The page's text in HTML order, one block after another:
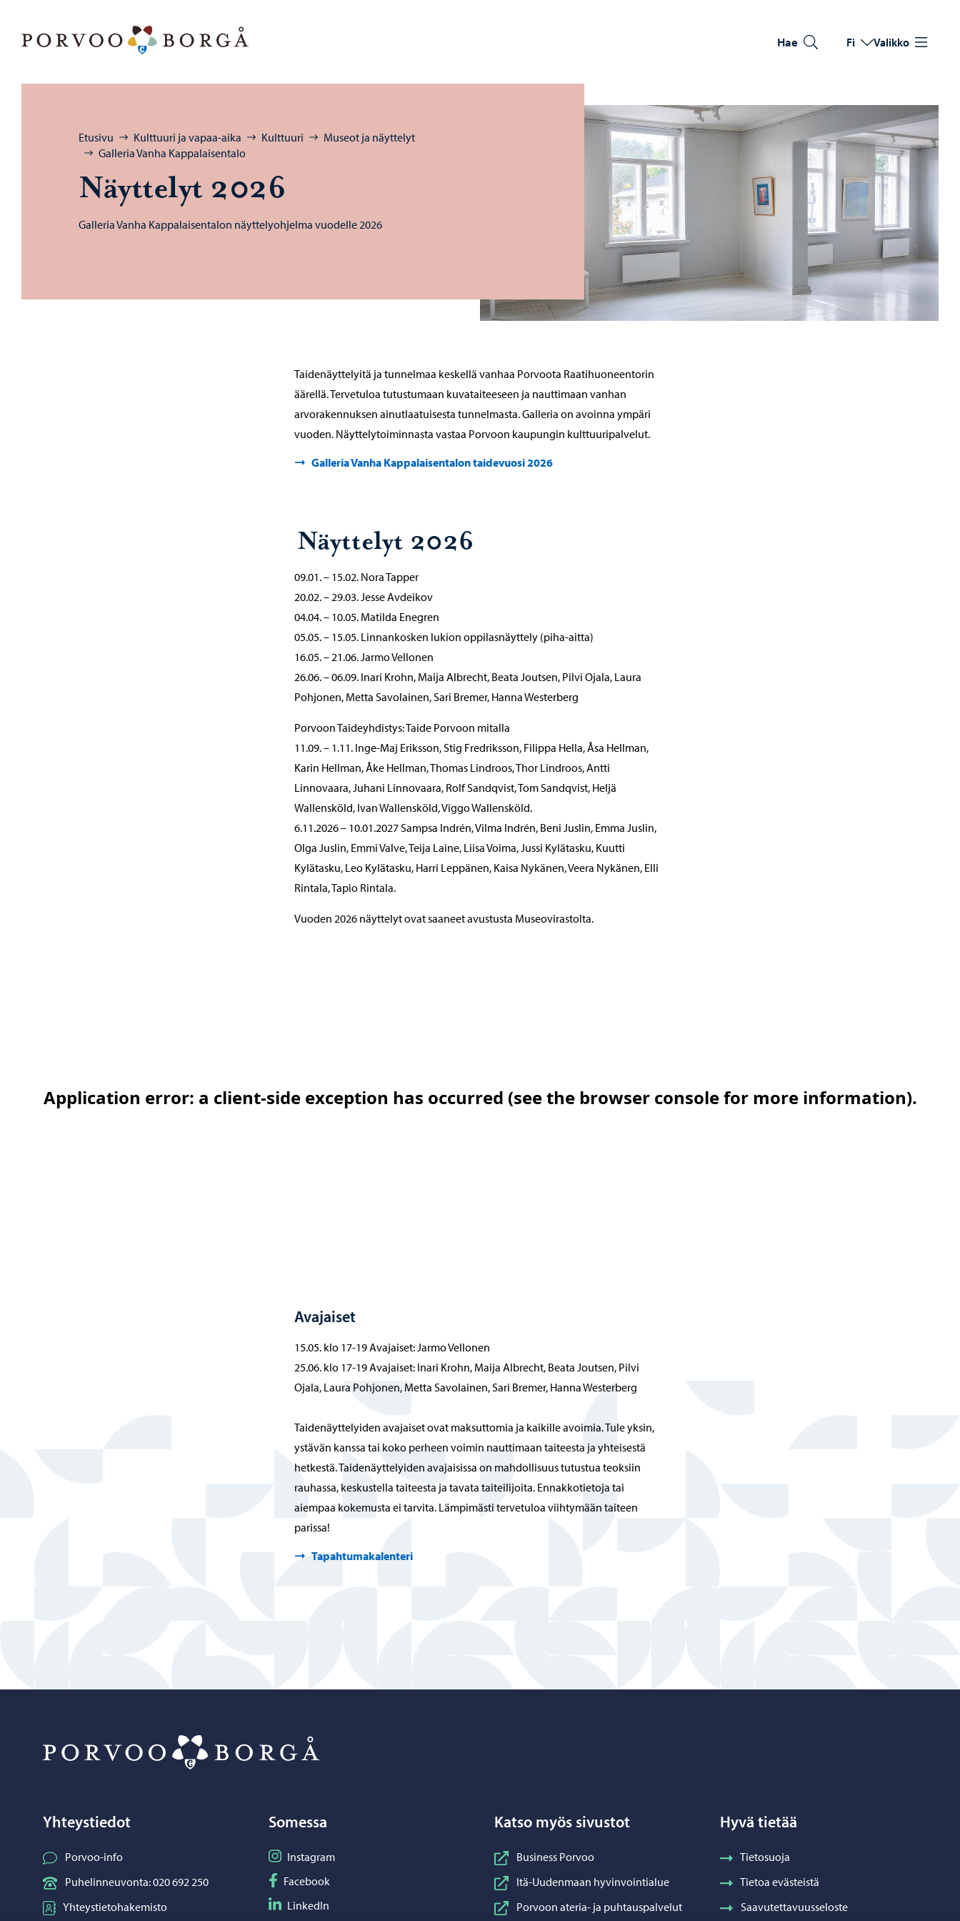
Hae Vaihda kieltä
Nykyinen kieli: Suomi
Fi Valikko
Selaa:
Etusivu Kulttuuri ja vapaa-aika Kulttuuri
Museot ja näyttelyt
Galleria Vanha Kappalaisentalo
Näyt­te­lyt 2026
Galleria Vanha Kappalaisentalon näyttelyohjelma vuodelle 2026
Taidenäyttelyitä ja tunnelmaa keskellä vanhaa Porvoota Raatihuoneentorin
äärellä. Tervetuloa tutustumaan kuvataiteeseen ja nauttimaan vanhan
arvorakennuksen ainutlaatuisesta tunnelmasta. Galleria on avoinna ympäri
vuoden. Näyttelytoiminnasta vastaa Porvoon kaupungin kulttuuripalvelut.
Galleria Vanha Kappalaisentalon taidevuosi 2026
Näyttelyt 2026
09.01. – 15.02. Nora Tapper
20.02. – 29.03. Jesse Avdeikov
04.04. – 10.05. Matilda Enegren
05.05. – 15.05. Linnankosken lukion oppilasnäyttely (piha-aitta)
16.05. – 21.06. Jarmo Vellonen
26.06. – 06.09. Inari Krohn, Maija Albrecht, Beata Joutsen, Pilvi Ojala, Laura
Pohjonen, Metta Savolainen, Sari Bremer, Hanna Westerberg
Porvoon Taideyhdistys: Taide Porvoon mitalla
11.09. – 1.11. Inge-Maj Eriksson, Stig Fredriksson, Filippa Hella, Åsa Hellman,
Karin Hellman, Åke Hellman, Thomas Lindroos, Thor Lindroos, Antti
Linnovaara, Juhani Linnovaara, Rolf Sandqvist, Tom Sandqvist, Heljä
Wallensköld, Ivan Wallensköld, Viggo Wallensköld.
6.11.2026 – 10.01.2027 Sampsa Indrén, Vilma Indrén, Beni Juslin, Emma Juslin,
Olga Juslin, Emmi Valve, Teija Laine, Liisa Voima, Jussi Kylätasku, Kuutti
Kylätasku, Leo Kylätasku, Harri Leppänen, Kaisa Nykänen, Veera Nykänen, Elli
Rintala, Tapio Rintala.
Vuoden 2026 näyttelyt ovat saaneet avustusta Museovirastolta.
Avajaiset
15.05. klo 17-19 Avajaiset: Jarmo Vellonen
25.06. klo 17-19 Avajaiset: Inari Krohn, Maija Albrecht, Beata Joutsen, Pilvi
Ojala, Laura Pohjonen, Metta Savolainen, Sari Bremer, Hanna Westerberg
Taidenäyttelyiden avajaiset ovat maksuttomia ja kaikille avoimia. Tule yksin,
ystävän kanssa tai koko perheen voimin nauttimaan taiteesta ja yhteisestä
hetkestä. Taidenäyttelyiden avajaisissa on mahdollisuus tutustua teoksiin
rauhassa, keskustella taiteesta ja tavata taiteilijoita. Ennakkotietoja tai
aiempaa kokemusta ei tarvita. Lämpimästi tervetuloa viihtymään taiteen
parissa!
Tapahtumakalenteri
Yhteystiedot
Porvoo-info
Puhelinneuvonta: 020 692 250
Yhteystietohakemisto
Somessa
Seuraa Instagram
Instagram
Seuraa Facebook
Facebook
Seuraa LinkedIn
LinkedIn
Katso myös sivustot
Business Porvoo
Itä-Uudenmaan hyvinvointialue
Porvoon ateria- ja puhtauspalvelut
Hyvä tietää
Tietosuoja
Tietoa evästeistä
Saavutettavuusseloste